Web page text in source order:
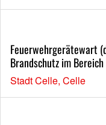
Feuerwehrgerätewart
Brandschutz im
Stadt Celle, Celle